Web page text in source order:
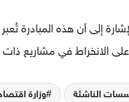
إلى أن هذه المبادرة
الانخراط في مشاريع ذات
الناشئة وزارة